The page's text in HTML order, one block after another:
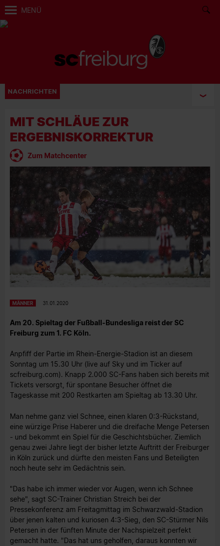
MENÜ
NACHRICHTEN
MIT SCHLÄUE ZUR
ERGEBNISKORREKTUR
Zum Matchcenter
MÄNNER 31.01.2020
Am 20. Spieltag der Fußball-Bundesliga reist der SC
Freiburg zum 1. FC Köln.
Anpfiff der Partie im Rhein-Energie-Stadion ist an diesem
Sonntag um 15.30 Uhr (live auf Sky und im Ticker auf
scfreiburg.com). Knapp 2.000 SC-Fans haben sich bereits mit
Tickets versorgt, für spontane Besucher öffnet die
Tageskasse mit 200 Restkarten am Spieltag ab 13.30 Uhr.
Man nehme ganz viel Schnee, einen klaren 0:3-Rückstand,
eine würzige Prise Haberer und die dreifache Menge Petersen
- und bekommt ein Spiel für die Geschichtsbücher. Ziemlich
genau zwei Jahre liegt der bisher letzte Auftritt der Freiburger
in Köln zurück und dürfte den meisten Fans und Beteiligten
noch heute sehr im Gedächtnis sein.
"Das habe ich immer wieder vor Augen, wenn ich Schnee
sehe", sagt SC-Trainer Christian Streich bei der
Pressekonferenz am Freitagmittag im Schwarzwald-Stadion
über jenen kalten und kuriosen 4:3-Sieg, den SC-Stürmer Nils
Petersen in der fünften Minute der Nachspielzeit perfekt
gemacht hatte. "Das hat uns geholfen, daraus konnten wir